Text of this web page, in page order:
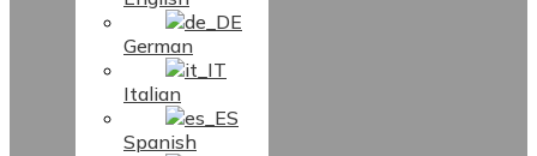
German
Italian
Spanish